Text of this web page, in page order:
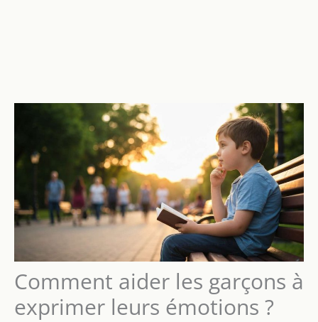
Comment aider les garçons à
exprimer leurs émotions ?